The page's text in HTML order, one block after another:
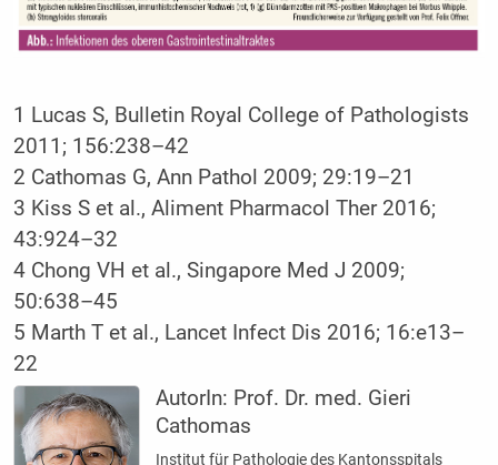
1 Lucas S, Bulletin Royal College of Pathologists
2011; 156:238–42
2 Cathomas G, Ann Pathol 2009; 29:19–21
3 Kiss S et al., Aliment Pharmacol Ther 2016;
43:924–32
4 Chong VH et al., Singapore Med J 2009;
50:638–45
5 Marth T et al., Lancet Infect Dis 2016; 16:e13–
22
AutorIn: Prof. Dr. med. Gieri
Cathomas
Institut für Pathologie des Kantonsspitals